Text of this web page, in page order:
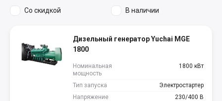
Со скидкой В наличии
Дизельный генератор Yuchai MGE
1800
Номинальная
мощность
1800 кВт
Тип запуска
Электростартер
Напряжение
230/400 В